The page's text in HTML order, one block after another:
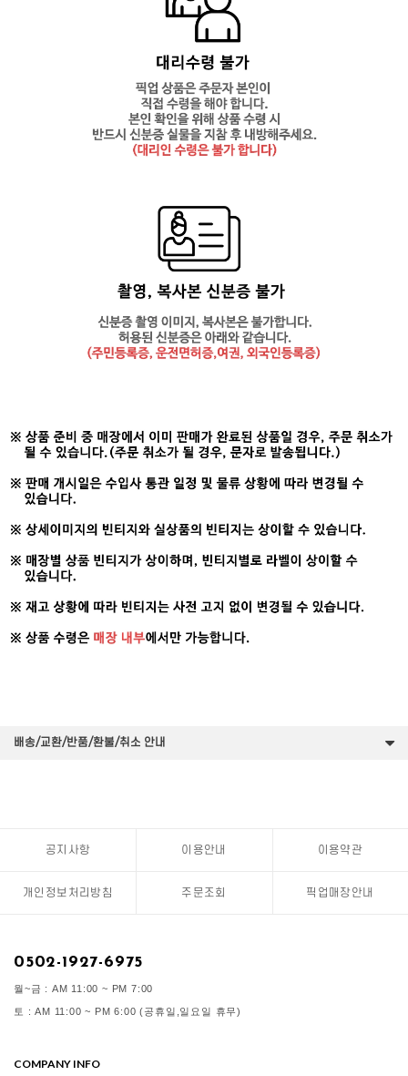
배송/교환/반품/환불/취소 안내
공지사항 이용안내 이용약관
개인정보처리방침 주문조회 픽업매장안내
0502-1927-6975
월~금 : AM 11:00 ~ PM 7:00
토 : AM 11:00 ~ PM 6:00 (공휴일,일요일 휴무)
COMPANY INFO